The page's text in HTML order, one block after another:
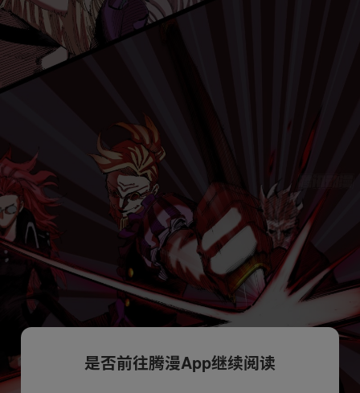
是否前往腾漫App继续阅读